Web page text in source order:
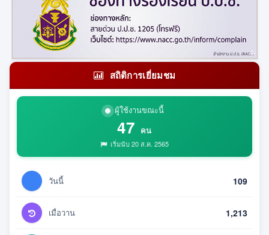
สถิติการเยี่ยมชม
ผู้ใช้งานขณะนี้
47 คน
เริ่มนับ 20 ส.ค. 2565
วันนี้ 109
เมื่อวาน 1,213